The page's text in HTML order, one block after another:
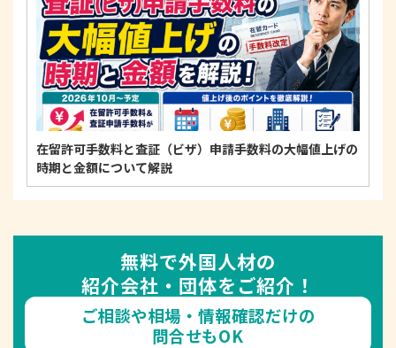
在留許可手数料と査証（ビザ）申請手数料の大幅値上げの
時期と金額について解説
無料で外国人材の
紹介会社・団体をご紹介！
ご相談や相場・情報確認だけの
問合せもOK